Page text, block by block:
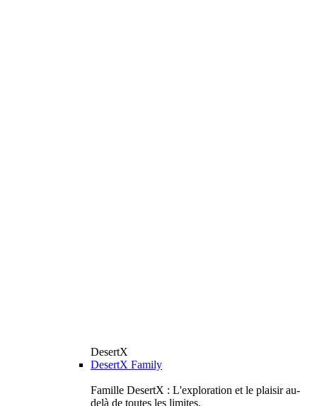
DesertX
DesertX Family
Famille DesertX : L'exploration et le plaisir au-
delà de toutes les limites.